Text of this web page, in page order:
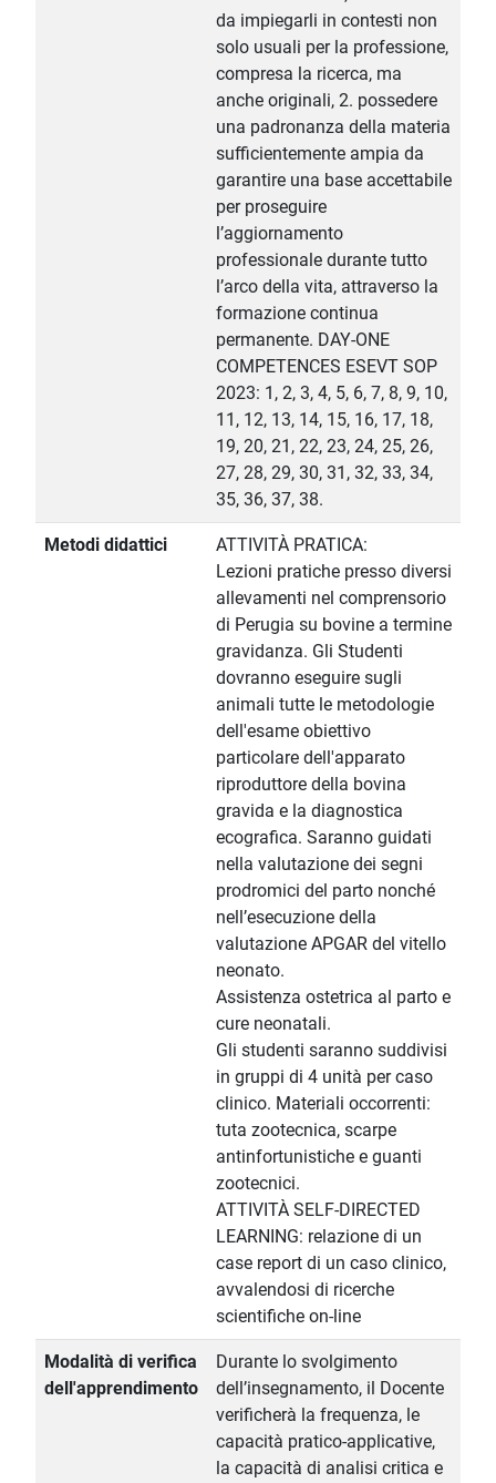
da impiegarli in contesti non
solo usuali per la professione,
compresa la ricerca, ma
anche originali, 2. possedere
una padronanza della materia
sufficientemente ampia da
garantire una base accettabile
per proseguire
l’aggiornamento
professionale durante tutto
l’arco della vita, attraverso la
formazione continua
permanente. DAY-ONE
COMPETENCES ESEVT SOP
2023: 1, 2, 3, 4, 5, 6, 7, 8, 9, 10,
11, 12, 13, 14, 15, 16, 17, 18,
19, 20, 21, 22, 23, 24, 25, 26,
27, 28, 29, 30, 31, 32, 33, 34,
35, 36, 37, 38.
Metodi didattici
ATTIVITÀ PRATICA:
Lezioni pratiche presso diversi
allevamenti nel comprensorio
di Perugia su bovine a termine
gravidanza. Gli Studenti
dovranno eseguire sugli
animali tutte le metodologie
dell'esame obiettivo
particolare dell'apparato
riproduttore della bovina
gravida e la diagnostica
ecografica. Saranno guidati
nella valutazione dei segni
prodromici del parto nonché
nell’esecuzione della
valutazione APGAR del vitello
neonato.
Assistenza ostetrica al parto e
cure neonatali.
Gli studenti saranno suddivisi
in gruppi di 4 unità per caso
clinico. Materiali occorrenti:
tuta zootecnica, scarpe
antinfortunistiche e guanti
zootecnici.
ATTIVITÀ SELF-DIRECTED
LEARNING: relazione di un
case report di un caso clinico,
avvalendosi di ricerche
scientifiche on-line
Modalità di verifica
dell'apprendimento
Durante lo svolgimento
dell’insegnamento, il Docente
verificherà la frequenza, le
capacità pratico-applicative,
la capacità di analisi critica e